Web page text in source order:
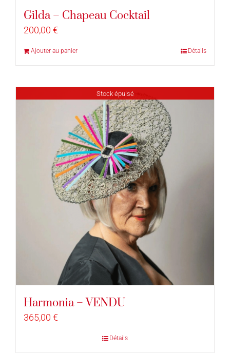
Gilda – Chapeau Cocktail
200,00 €
Ajouter au panier Détails
Stock épuisé
Harmonia – VENDU
365,00 €
Détails